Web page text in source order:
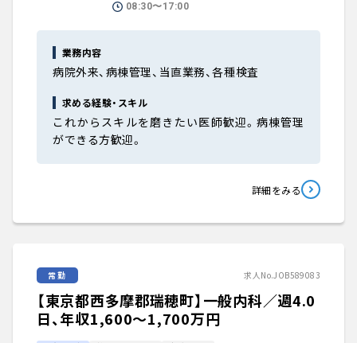
08:30〜17:00
業務内容
病院外来、病棟管理、当直業務、各種検査
求める経験・スキル
これからスキルを磨きたい医師歓迎。病棟管理
ができる方歓迎。
詳細をみる
常勤 求人No.JOB589083
【東京都西多摩郡瑞穂町】一般内科／週4.0
日、年収1,600〜1,700万円